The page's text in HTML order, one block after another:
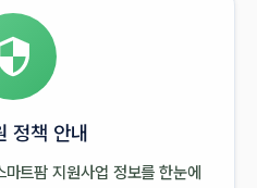
정책 안내
트팜 지원사업 정보를 한눈에